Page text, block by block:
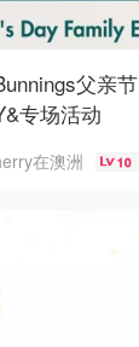
父亲节
专场活动
在澳洲 10